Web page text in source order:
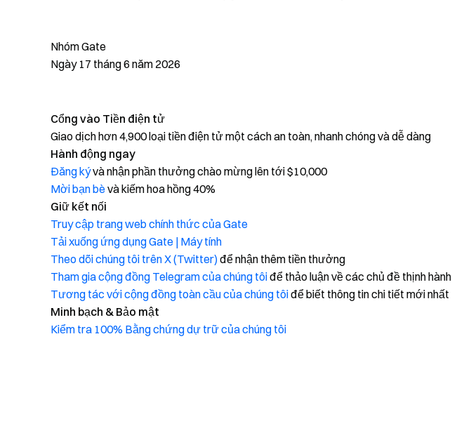
Nhóm Gate
Ngày 17 tháng 6 năm 2026
Cổng vào Tiền điện tử
Giao dịch hơn 4,900 loại tiền điện tử một cách an toàn, nhanh chóng và dễ dàng
Hành động ngay
Đăng kývà nhận phần thưởng chào mừng lên tới $10,000
Mời bạn bèvà kiếm hoa hồng 40%
Giữ kết nối
Truy cập trang web chính thức của Gate
Tải xuống ứng dụng Gate | Máy tính
Theo dõi chúng tôi trên X (Twitter)để nhận thêm tiền thưởng
Tham gia cộng đồng Telegram của chúng tôiđể thảo luận về các chủ đề thịnh hành
Tương tác với cộng đồng toàn cầu của chúng tôiđể biết thông tin chi tiết mới nhất
Minh bạch & Bảo mật
Kiểm tra 100% Bằng chứng dự trữ của chúng tôi